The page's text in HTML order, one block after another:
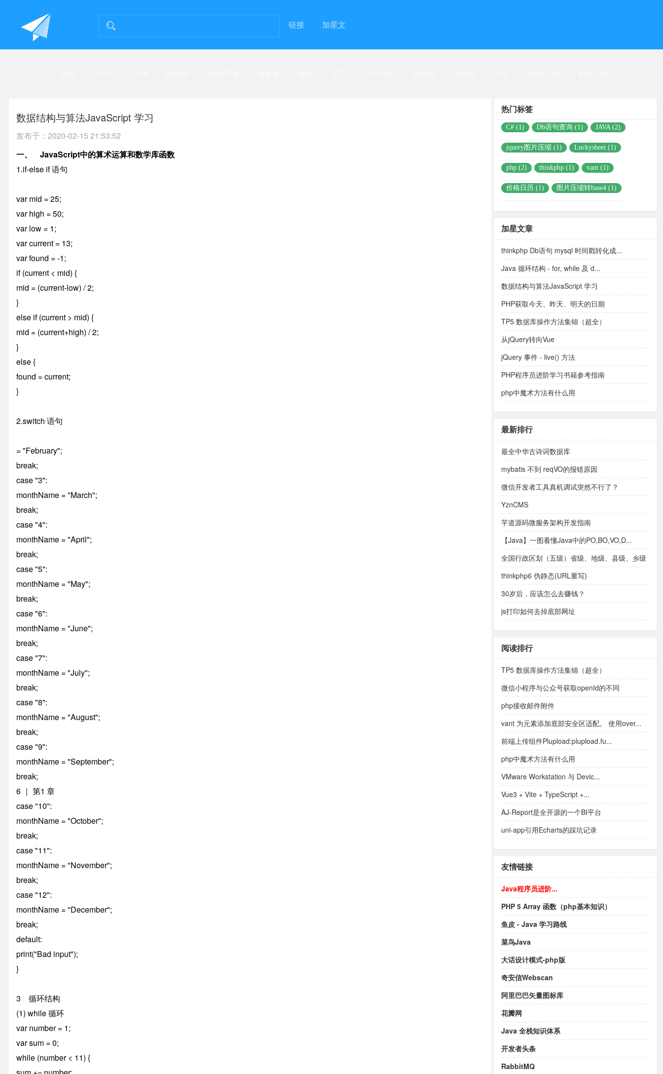
链接 加星文
数据结构与算法JavaScript 学习
发布于：2020-02-15 21:53:52
一、 JavaScript中的算术运算和数学库函数
1.if-else if 语句
var mid = 25;
var high = 50;
var low = 1;
var current = 13;
var found = -1;
if (current < mid) {
mid = (current-low) / 2;
}
else if (current > mid) {
mid = (current+high) / 2;
}
else {
found = current;
}
2.switch 语句
= "February";
break;
case "3":
monthName = "March";
break;
case "4":
monthName = "April";
break;
case "5":
monthName = "May";
break;
case "6":
monthName = "June";
break;
case "7":
monthName = "July";
break;
case "8":
monthName = "August";
break;
case "9":
monthName = "September";
break;
6 ｜ 第1 章
case "10":
monthName = "October";
break;
case "11":
monthName = "November";
break;
case "12":
monthName = "December";
break;
default:
print("Bad input");
}
3 循环结构
(1) while 循环
var number = 1;
var sum = 0;
while (number < 11) {
热门标签
C# (1) Db语句查询 (1) JAVA (2)
jquery图片压缩 (1) Luckysheet (1)
php (2) thinkphp (1) vant (1)
价格日历 (1) 图片压缩转base4 (1)
加星文章
thinkphp Db语句 mysql 时间戳转化成...
Java 循环结构 - for, while 及 d...
数据结构与算法JavaScript 学习
PHP获取今天、昨天、明天的日期
TP5 数据库操作方法集锦（超全）
从jQuery转向Vue
jQuery 事件 - live() 方法
PHP程序员进阶学习书籍参考指南
php中魔术方法有什么用
最新排行
最全中华古诗词数据库
mybatis 不到 reqVO的报错原因
微信开发者工具真机调试突然不行了？
YznCMS
芋道源码微服务架构开发指南
【Java】一图看懂Java中的PO,BO,VO,D...
全国行政区划（五级）省级、地级、县级、乡级
和村级。
thinkphp6 伪静态(URL重写)
30岁后，应该怎么去赚钱？
js打印如何去掉底部网址
阅读排行
TP5 数据库操作方法集锦（超全）
微信小程序与公众号获取openId的不同
php接收邮件附件
vant 为元素添加底部安全区适配。 使用over...
前端上传组件Plupload:plupload.fu...
php中魔术方法有什么用
VMware Workstation 与 Devic...
Vue3 + Vite + TypeScript +...
AJ-Report是全开源的一个BI平台
uni-app引用Echarts的踩坑记录
友情链接
Java程序员进阶...
PHP 5 Array 函数（php基本知识）
鱼皮 - Java 学习路线
菜鸟Java
大话设计模式-php版
奇安信Webscan
阿里巴巴矢量图标库
花瓣网
Java 全栈知识体系
开发者头条
RabbitMQ